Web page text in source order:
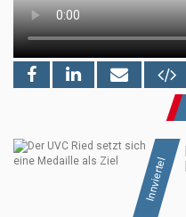
Innviertel